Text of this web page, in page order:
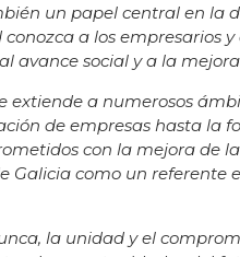
un papel central en la
a los empresarios
avance social y a la
extiende a numerosos
de empresas hasta la
con la mejora de
Galicia como un referente
la unidad y el